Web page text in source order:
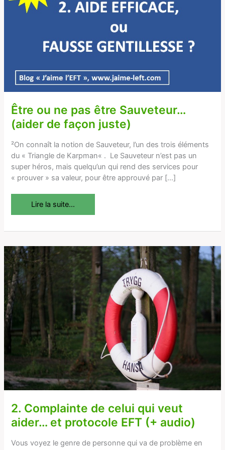
Être ou ne pas être Sauveteur…
(aider de façon juste)
²On connaît la notion de Sauveteur, l’un des trois éléments
du « Triangle de Karpman« . Le Sauveteur n’est pas un
super héros, mais quelqu’un qui rend des services pour
« prouver » sa valeur, pour être approuvé par […]
pas
(aider
juste)
Lire la suite...
2. Complainte de celui qui veut
aider… et protocole EFT (+ audio)
Vous voyez le genre de personne qui va de problème en
2.
Complainte
de
celui
veut
et
protocole
EFT
(+
audio)